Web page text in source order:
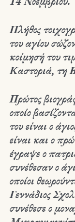
Πλήθος
του αγίου
κοίμησή του
Καστοριά, τη
Πρώτος
οποίο
του είναι ο
είναι και ο
έγραψε ο
συνέθεσαν ο
οποίοι
Γεννάδιος
συνέθεσε ο